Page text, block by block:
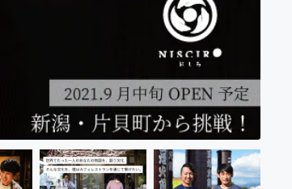
CAMPFIRE for Social GoodCAMPFIRE
CAMPFIREふるさと納税machi-ya